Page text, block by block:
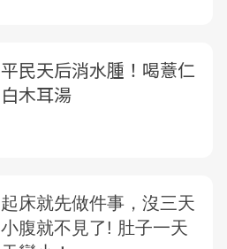
平民天后消水腫！喝薏仁
白木耳湯